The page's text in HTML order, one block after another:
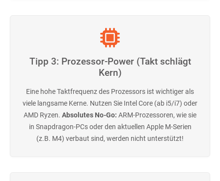
Tipp 3: Prozessor-Power (Takt schlägt
Kern)
Eine hohe Taktfrequenz des Prozessors ist wichtiger als
viele langsame Kerne. Nutzen Sie Intel Core (ab i5/i7) oder
AMD Ryzen. Absolutes No-Go: ARM-Prozessoren, wie sie
in Snapdragon-PCs oder den aktuellen Apple M-Serien
(z.B. M4) verbaut sind, werden nicht unterstützt!